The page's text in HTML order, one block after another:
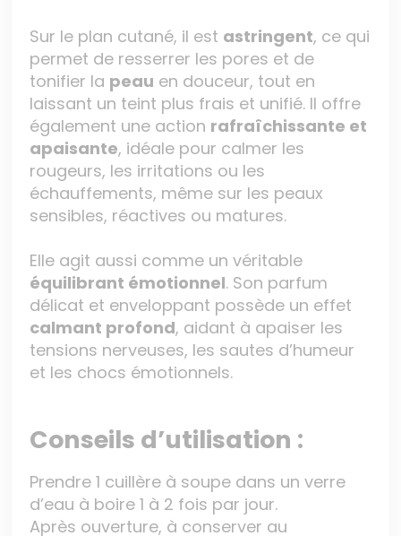
Sur le plan cutané, il est astringent, ce qui
permet de resserrer les pores et de
tonifier la peau en douceur, tout en
laissant un teint plus frais et unifié. Il offre
également une action rafraîchissante et
apaisante, idéale pour calmer les
rougeurs, les irritations ou les
échauffements, même sur les peaux
sensibles, réactives ou matures.
Elle agit aussi comme un véritable
équilibrant émotionnel. Son parfum
délicat et enveloppant possède un effet
calmant profond, aidant à apaiser les
tensions nerveuses, les sautes d’humeur
et les chocs émotionnels.
Conseils d’utilisation :
Prendre 1 cuillère à soupe dans un verre
d’eau à boire 1 à 2 fois par jour.
Après ouverture, à conserver au